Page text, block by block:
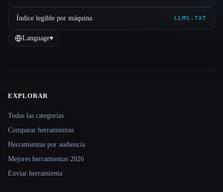
Índice legible por máquina LLMS.TXT
Language▾
Site navigation
EXPLORAR
Todas las categorías
Comparar herramientas
Herramientas por audiencia
Mejores herramientas 2026
Enviar herramienta